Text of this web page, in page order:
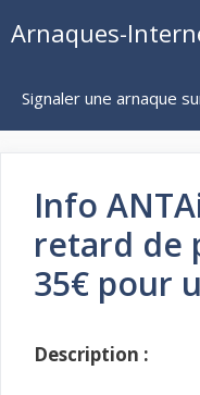
auArnaques-
Signaler une arnaque
Info
retard de
35€ pour
Description :